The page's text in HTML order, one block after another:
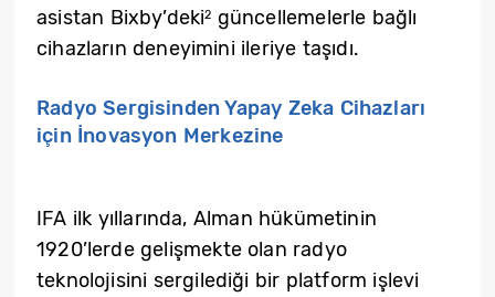
asistan Bixby’deki2 güncellemelerle bağlı
cihazların deneyimini ileriye taşıdı.
Radyo Sergisinden Yapay Zeka Cihazları
için İnovasyon Merkezine
IFA ilk yıllarında, Alman hükümetinin
1920’lerde gelişmekte olan radyo
teknolojisini sergilediği bir platform işlevi